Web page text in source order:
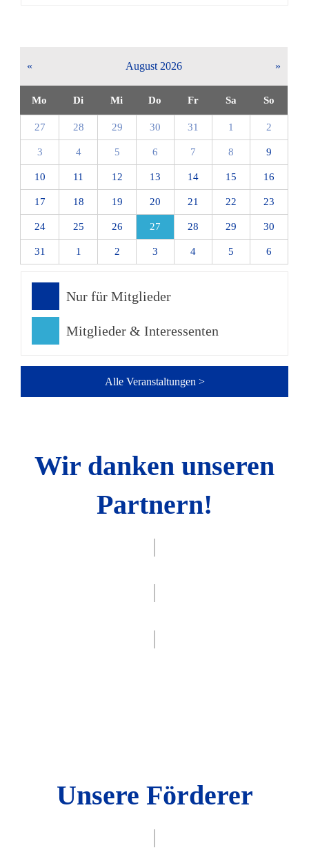
« August 2026 »
Mo Di Mi Do Fr Sa So
27 28 29 30 31 1 2
3 4 5 6 7 8 9
10 11 12 13 14 15 16
17 18 19 20 21 22 23
24 25 26 27 28 29 30
31 1 2 3 4 5 6
Nur für Mitglieder
Mitglieder & Interessenten
Alle Veranstaltungen >
Wir danken unseren
Partnern!
Unsere Förderer